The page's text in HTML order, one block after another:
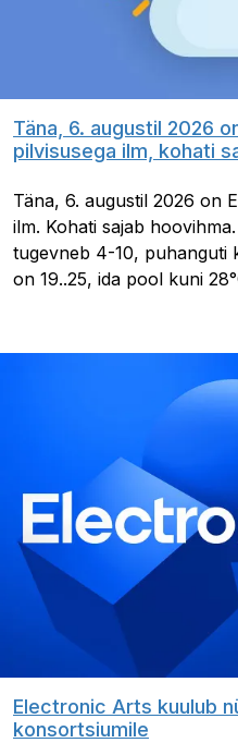
Täna, 6. augustil 2026
pilvisusega ilm, kohati
Täna, 6. augustil 2026 on
ilm. Kohati sajab
tugevneb 4-10, puhanguti
on 19..25, ida pool kuni
Electronic Arts kuulub
konsortsiumile